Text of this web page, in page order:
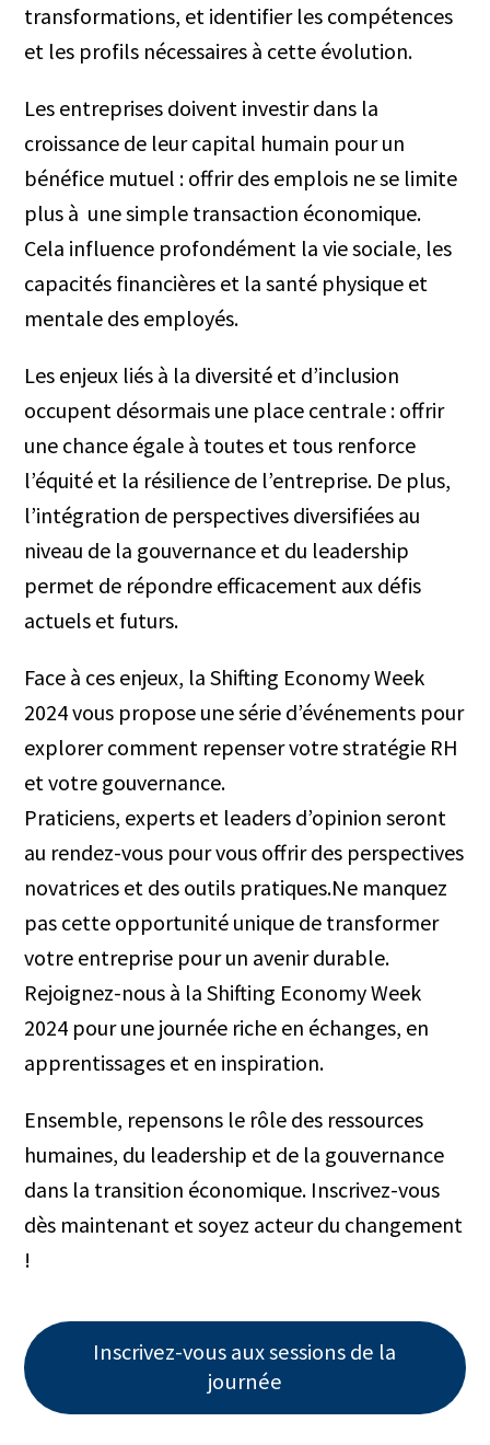
transformations, et identifier les compétences
et les profils nécessaires à cette évolution.
Les entreprises doivent investir dans la
croissance de leur capital humain pour un
bénéfice mutuel : offrir des emplois ne se limite
plus à une simple transaction économique.
Cela influence profondément la vie sociale, les
capacités financières et la santé physique et
mentale des employés.
Les enjeux liés à la diversité et d’inclusion
occupent désormais une place centrale : offrir
une chance égale à toutes et tous renforce
l’équité et la résilience de l’entreprise. De plus,
l’intégration de perspectives diversifiées au
niveau de la gouvernance et du leadership
permet de répondre efficacement aux défis
actuels et futurs.
Face à ces enjeux, la Shifting Economy Week
2024 vous propose une série d’événements pour
explorer comment repenser votre stratégie RH
et votre gouvernance.
Praticiens, experts et leaders d’opinion seront
au rendez-vous pour vous offrir des perspectives
novatrices et des outils pratiques.Ne manquez
pas cette opportunité unique de transformer
votre entreprise pour un avenir durable.
Rejoignez-nous à la Shifting Economy Week
2024 pour une journée riche en échanges, en
apprentissages et en inspiration.
Ensemble, repensons le rôle des ressources
humaines, du leadership et de la gouvernance
dans la transition économique. Inscrivez-vous
dès maintenant et soyez acteur du changement
!
Inscrivez-vous aux sessions de la
journée